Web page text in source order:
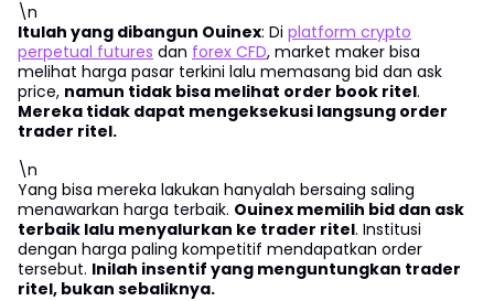
\n
Itulah yang dibangun Ouinex: Di platform crypto
perpetual futures dan forex CFD, market maker bisa
melihat harga pasar terkini lalu memasang bid dan ask
price, namun tidak bisa melihat order book ritel.
Mereka tidak dapat mengeksekusi langsung order
trader ritel.
\n
Yang bisa mereka lakukan hanyalah bersaing saling
menawarkan harga terbaik. Ouinex memilih bid dan ask
terbaik lalu menyalurkan ke trader ritel. Institusi
dengan harga paling kompetitif mendapatkan order
tersebut. Inilah insentif yang menguntungkan trader
ritel, bukan sebaliknya.